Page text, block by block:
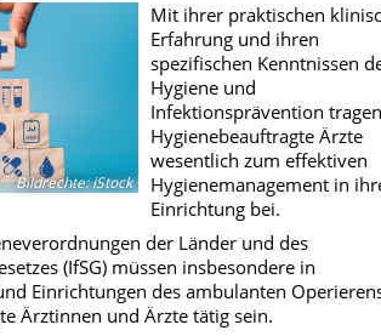
Bildrechte:iStock
Mit ihrer praktischen
Erfahrung und ihren
spezifischen Kenntnissen
Hygiene und
Infektionsprävention
Hygienebeauftragte Ärzte
wesentlich zum effektiven
Hygienemanagement in
Einrichtung bei.
der Länder und des
(IfSG) müssen insbesondere in
Einrichtungen des ambulanten
Ärztinnen und Ärzte tätig sein.